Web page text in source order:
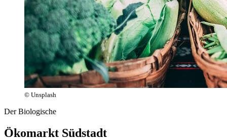
© Unsplash
Der Biologische
Ökomarkt Südstadt